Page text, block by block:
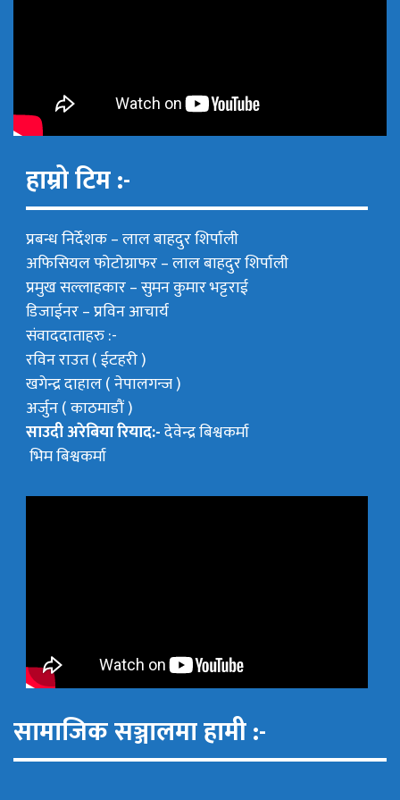
हाम्रो टिम :-
प्रबन्ध निर्देशक –लाल बाहदुर शिर्पाली
अफिसियल फोटोग्राफर –लाल बाहदुर शिर्पाली
प्रमुख सल्लाहकार –सुमन कुमार भट्टराई
डिजाईनर – प्रविन आचार्य
संवाददाताहरु :-
रविन राउत ( ईटहरी )
खगेन्द्र दाहाल ( नेपालगन्ज )
अर्जुन ( काठमाडौं )
साउदी अरेबिया रियाद:-देवेन्द्र बिश्वकर्मा
भिम बिश्वकर्मा
सामाजिक सञ्जालमा हामी :-